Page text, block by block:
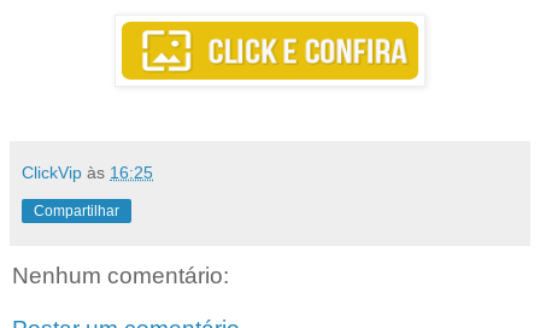
ClickVip às 16:25
Compartilhar
Nenhum comentário: